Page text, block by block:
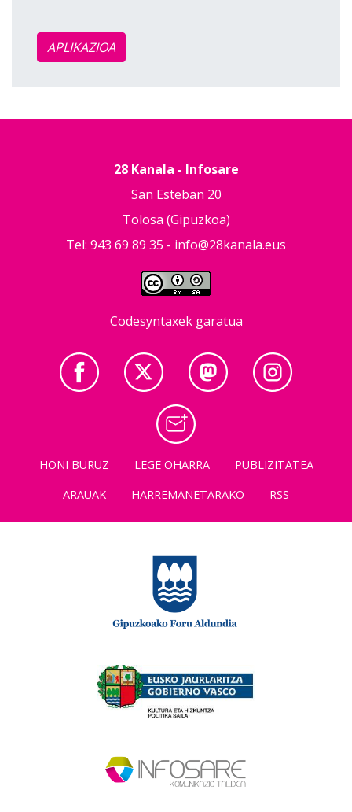
APLIKAZIOA
28 Kanala - Infosare
San Esteban 20
Tolosa (Gipuzkoa)
Tel: 943 69 89 35 - info@28kanala.eus
Codesyntaxek garatua
HONI BURUZ LEGE OHARRA
PUBLIZITATEA
ARAUAK
HARREMANETARAKO RSS